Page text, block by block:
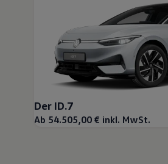
Volkswagen
Warn- und
Assistenzsysteme
Digitale
Live Beratung
Magazin
Lifestyle
Transport
Volkswagen R
Pannen- und Unfallhilfe
Der ID.7
Ab 54.505,00 € inkl. MwSt.